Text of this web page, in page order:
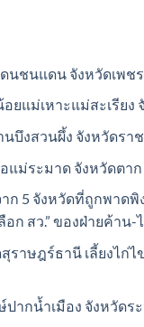
นชนแดน จังหวัดเพช
ยแม่เหาะแม่สะเรียง
บึงสวนผึ้ง จังหวัดรา
แม่ระมาด จังหวัดตาก
ก 5 จังหวัดที่ถูกพาดพิ
อก สว.” ของฝ่ายค้าน-
ราษฎร์ธานี เลี้ยงไก่ไ
ปากน้ำเมือง จังหวัดร